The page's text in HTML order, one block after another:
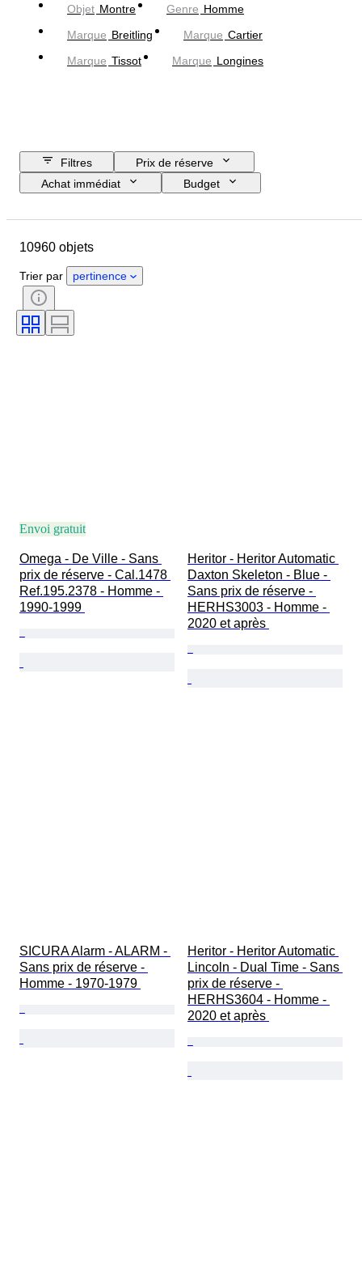
Objet Montre Genre Homme
Marque Breitling Marque Cartier
Marque Tissot Marque Longines
Filtres
Prix de réserve
Achat immédiat
Budget
Longueur du bracelet de montre
Pays d’origine
Genre
État
Époque
Reliure
10960 objets
Trier par pertinence
Envoi gratuit
Omega - De Ville - Sans
prix de réserve - Cal.1478
Ref.195.2378 - Homme -
1990-1999
Heritor - Heritor Automatic
Daxton Skeleton - Blue -
Sans prix de réserve -
HERHS3003 - Homme -
2020 et après
SICURA Alarm - ALARM -
Sans prix de réserve -
Homme - 1970-1979
Heritor - Heritor Automatic
Lincoln - Dual Time - Sans
prix de réserve -
HERHS3604 - Homme -
2020 et après